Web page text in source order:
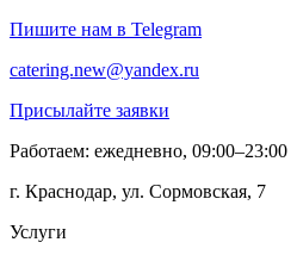
Пишите нам в Telegram
catering.new@yandex.ru
Присылайте заявки
Работаем: ежедневно, 09:00–23:00
г. Краснодар, ул. Сормовская, 7
Услуги